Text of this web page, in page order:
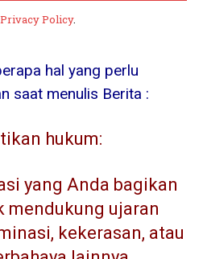
Privacy Policy.
hal yang perlu
saat menulis Berita :
hukum:
yang Anda bagikan
mendukung ujaran
kekerasan, atau